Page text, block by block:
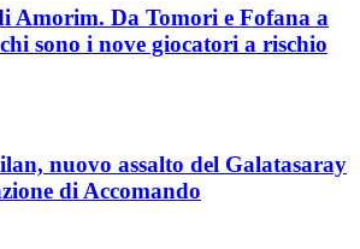
Amorim. Da Tomori e Fofana a
sono i nove giocatori a rischio
nuovo assalto del Galatasaray
di Accomando